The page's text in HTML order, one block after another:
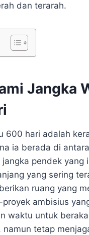
dan terarah.
Jangka
600 hari adalah
ia berada di antara
jangka pendek yang
yang sering
ruang yang
ambisius
waktu untuk
namun tetap